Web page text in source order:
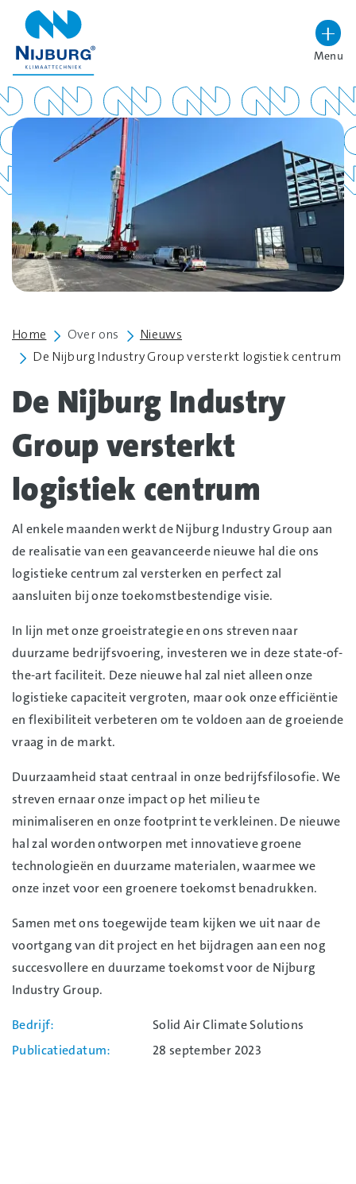
overslaan
Hoog contrast wisselenMenu
Home Over ons
Nieuws
De Nijburg Industry Group versterkt logistiek centrum
De Nijburg Industry
Group versterkt
logistiek centrum
Al enkele maanden werkt de Nijburg Industry Group aan
de realisatie van een geavanceerde nieuwe hal die ons
logistieke centrum zal versterken en perfect zal
aansluiten bij onze toekomstbestendige visie.
In lijn met onze groeistrategie en ons streven naar
duurzame bedrijfsvoering, investeren we in deze state-of-
the-art faciliteit. Deze nieuwe hal zal niet alleen onze
logistieke capaciteit vergroten, maar ook onze efficiëntie
en flexibiliteit verbeteren om te voldoen aan de groeiende
vraag in de markt.
Duurzaamheid staat centraal in onze bedrijfsfilosofie. We
streven ernaar onze impact op het milieu te
minimaliseren en onze footprint te verkleinen. De nieuwe
hal zal worden ontworpen met innovatieve groene
technologieën en duurzame materialen, waarmee we
onze inzet voor een groenere toekomst benadrukken.
Samen met ons toegewijde team kijken we uit naar de
voortgang van dit project en het bijdragen aan een nog
succesvollere en duurzame toekomst voor de Nijburg
Industry Group.
Bedrijf
Solid Air Climate Solutions
Publicatiedatum
28 september 2023